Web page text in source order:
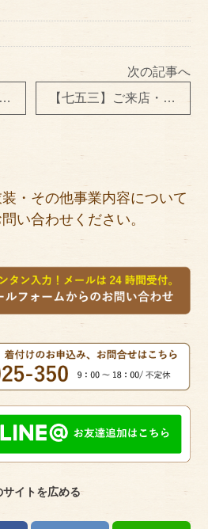
【七五三】ご来店着付け＆ヘアセット
次の記事へ
【七五三】ご来店・出張着付け＆ヘアセット
・その他事業内容について
い合わせください。
サイトを広める